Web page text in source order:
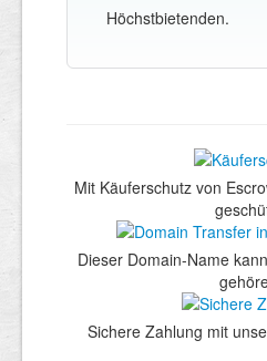
Höchstbietenden.
Mit Käuferschutz von
Dieser Domain-Name
Sichere Zahlung mit